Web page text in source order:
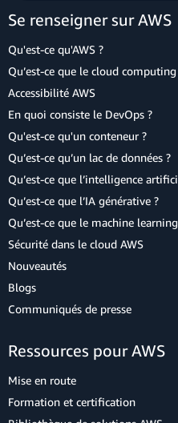
Se renseigner sur AWS
Qu'est-ce qu'AWS ?
Qu’est-ce que le cloud computing
Accessibilité AWS
En quoi consiste le DevOps ?
Qu'est-ce qu'un conteneur ?
Qu’est-ce qu’un lac de données ?
Qu’est-ce que l’intelligence
Qu’est-ce que l’IA générative ?
Qu’est-ce que le machine
Sécurité dans le cloud AWS
Nouveautés
Blogs
Communiqués de presse
Ressources pour AWS
Mise en route
Formation et certification